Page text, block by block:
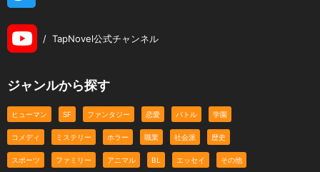
/ TapNovel公式チャンネル
ジャンルから探す
ヒューマン SF ファンタジー 恋愛 バトル 学園
コメディ ミステリー ホラー 職業 社会派 歴史
スポーツ ファミリー アニマル BL エッセイ その他